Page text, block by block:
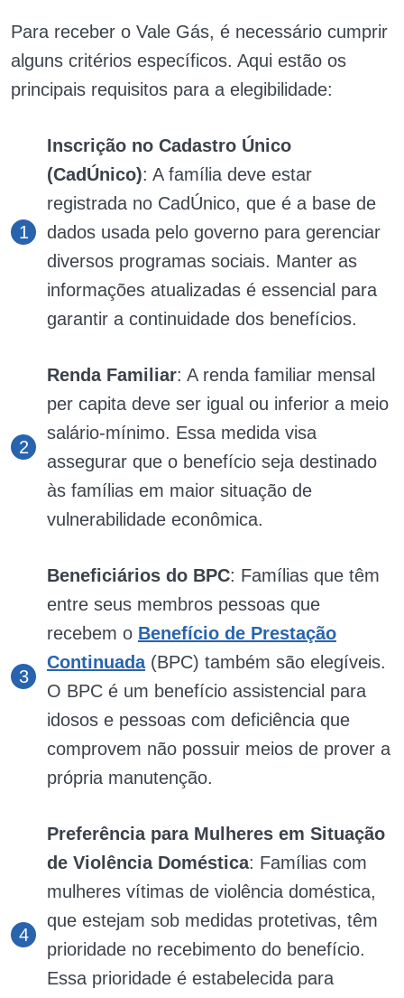
Para receber o Vale Gás, é necessário cumprir
alguns critérios específicos. Aqui estão os
principais requisitos para a elegibilidade:
Inscrição no Cadastro Único
(CadÚnico): A família deve estar
registrada no CadÚnico, que é a base de
dados usada pelo governo para gerenciar
diversos programas sociais. Manter as
informações atualizadas é essencial para
garantir a continuidade dos benefícios.
Renda Familiar: A renda familiar mensal
per capita deve ser igual ou inferior a meio
salário-mínimo. Essa medida visa
assegurar que o benefício seja destinado
às famílias em maior situação de
vulnerabilidade econômica.
Beneficiários do BPC: Famílias que têm
entre seus membros pessoas que
recebem o Benefício de Prestação
Continuada(BPC) também são elegíveis.
O BPC é um benefício assistencial para
idosos e pessoas com deficiência que
comprovem não possuir meios de prover a
própria manutenção.
Preferência para Mulheres em Situação
de Violência Doméstica: Famílias com
mulheres vítimas de violência doméstica,
que estejam sob medidas protetivas, têm
prioridade no recebimento do benefício.
Essa prioridade é estabelecida para